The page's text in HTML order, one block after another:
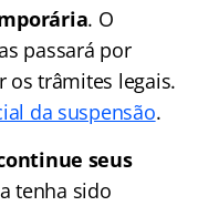
. O
passará por
os trâmites legais.
da suspensão.
seus
tenha sido